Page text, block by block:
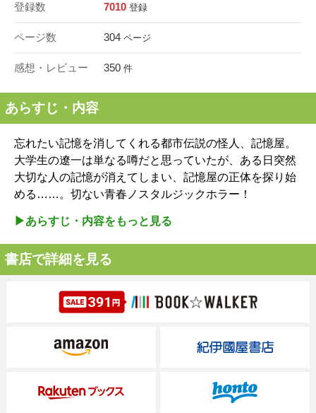
登録数 7010 登録
ページ数 304 ページ
感想・レビュー 350 件
あらすじ・内容
忘れたい記憶を消してくれる都市伝説の怪人、記憶屋。
大学生の遼一は単なる噂だと思っていたが、ある日突然
大切な人の記憶が消えてしまい、記憶屋の正体を探り始
める……。切ない青春ノスタルジックホラー！
▶︎あらすじ・内容をもっと見る
書店で詳細を見る